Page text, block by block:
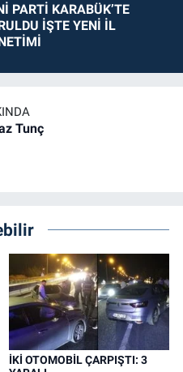
PARTİ KARABÜK’TE
İŞTE YENİ İL
Tunç
İKİ OTOMOBİL ÇARPIŞTI: 3